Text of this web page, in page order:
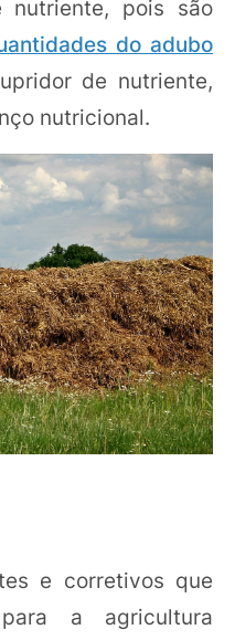
nutriente, pois são
do adubo
de nutriente,
nutricional.
e corretivos que
a agricultura